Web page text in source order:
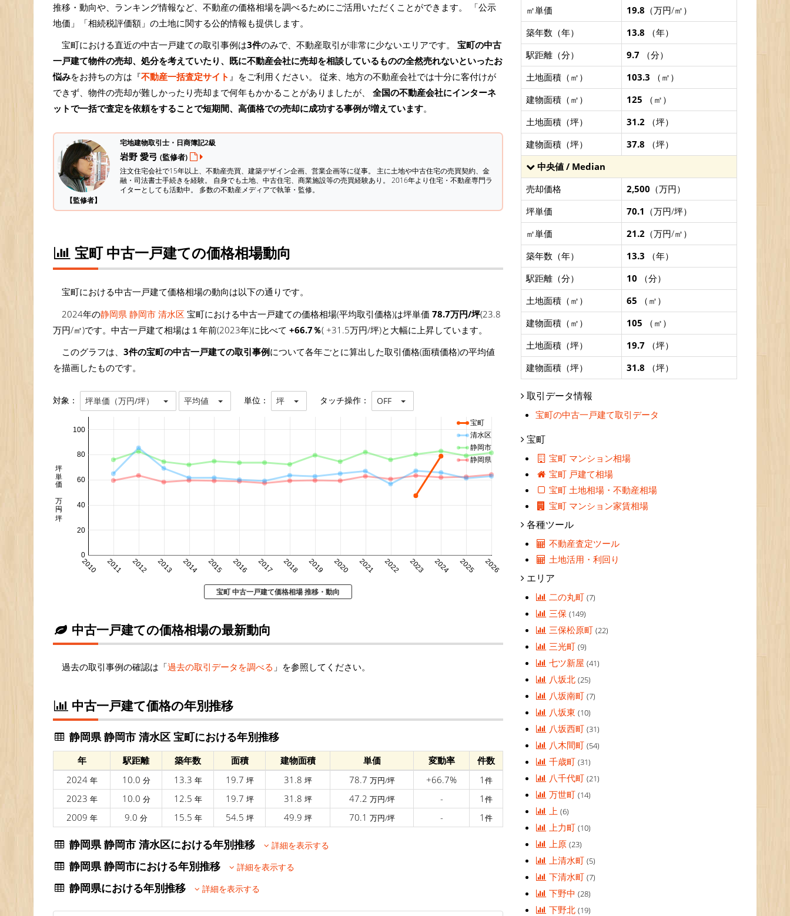
推移・動向や、ランキング情報など、不動産の価格相場を調べるためにご活用いただくことができます。
「公示
地価」「相続税評価額」の土地に関する公的情報も提供します。
宝町における直近の中古一戸建ての取引事例は3件のみで、不動産取引が非常に少ないエリアです。 宝町の中古
一戸建て物件の売却、処分を考えていたり、既に不動産会社に売却を相談しているものの全然売れないといったお
悩みをお持ちの方は『不動産一括査定サイト 』をご利用ください。 従来、地方の不動産会社では十分に客付けが
できず、物件の売却が難しかったり売却まで何年もかかることがありましたが、 全国の不動産会社にインターネ
ットで一括で査定を依頼をすることで短期間、高価格での売却に成功する事例が増えています。
【監修者】
宅地建物取引士・日商簿記2級
岩野 愛弓 (監修者)
注文住宅会社で15年以上、不動産売買、建築デザイン企画、営業企画等に従事。 主に土地や中古住宅の売買契約、金
融・司法書士手続きを経験。 自身でも土地、中古住宅、商業施設等の売買経験あり。 2016年より住宅・不動産専門ラ
イターとしても活動中。 多数の不動産メディアで執筆・監修。
宝町 中古一戸建ての価格相場動向
宝町における中古一戸建て価格相場の動向は以下の通りです。
2024年の静岡県 静岡市 清水区 宝町における中古一戸建ての価格相場(平均取引価格)は坪単価 78.7万円/坪(23.8
万円/㎡)です。中古一戸建て相場は１年前(2023年)に比べて +66.7％( +31.5万円/坪)と大幅に上昇しています。
このグラフは、 3件の宝町の中古一戸建ての取引事例について各年ごとに算出した取引価格(面積価格)の平均値
を描画したものです。
対象： 坪単価（万円/坪） 平均値 単位： 坪 タッチ操作： OFF
2010 2011 2012 2013 2014 2015 2016 2017 2018 2019 2020 2021 2022 2023 2024 2025 2026
0
20
40
60
80
100
坪単価 万円/坪
宝町
清水区
静岡市
静岡県
宝町 中古一戸建て価格相場 推移・動向
中古一戸建ての価格相場の最新動向
過去の取引事例の確認は「過去の取引データを調べる 」を参照してください。
中古一戸建て価格の年別推移
静岡県 静岡市 清水区 宝町における年別推移
年 駅距離 築年数 面積 建物面積 単価 変動率
件数
2024 年 10.0 分 13.3 年 19.7 坪 31.8 坪 78.7 万円/坪 +66.7% 1 件
2023 年 10.0 分 12.5 年 19.7 坪 31.8 坪 47.2 万円/坪 - 1 件
2009 年 9.0 分 15.5 年 54.5 坪 49.9 坪 70.1 万円/坪 - 1 件
静岡県 静岡市 清水区における年別推移 詳細を表示する
静岡県 静岡市における年別推移 詳細を表示する
静岡県における年別推移 詳細を表示する
㎡単価
19.8 （万円/㎡）
築年数（年）
13.8 （年）
駅距離（分）
9.7 （分）
土地面積（㎡）
103.3 （㎡）
建物面積（㎡）
125 （㎡）
土地面積（坪）
31.2 （坪）
建物面積（坪）
37.8 （坪）
中央値 / Median
売却価格
2,500 （万円）
坪単価
70.1 （万円/坪）
㎡単価
21.2 （万円/㎡）
築年数（年）
13.3 （年）
駅距離（分）
10 （分）
土地面積（㎡）
65 （㎡）
建物面積（㎡）
105 （㎡）
土地面積（坪）
19.7 （坪）
建物面積（坪）
31.8 （坪）
取引データ情報
宝町の中古一戸建て取引データ
宝町
宝町 マンション相場
宝町 戸建て相場
宝町 土地相場・不動産相場
宝町 マンション家賃相場
各種ツール
不動産査定ツール
土地活用・利回り
エリア
二の丸町(7)
三保(149)
三保松原町(22)
三光町(9)
七ツ新屋(41)
八坂北(25)
八坂南町(7)
八坂東(10)
八坂西町(31)
八木間町(54)
千歳町(31)
八千代町(21)
万世町(14)
上(6)
上力町(10)
上原(23)
上清水町(5)
下清水町(7)
下野中(28)
下野北(19)